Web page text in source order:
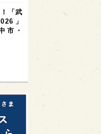
「武
」
市・